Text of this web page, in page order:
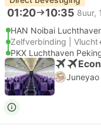
01:20 10:35 8uur,
HAN Noibai
Zelfverbinding |
PKX Luchthaven
Juneyao